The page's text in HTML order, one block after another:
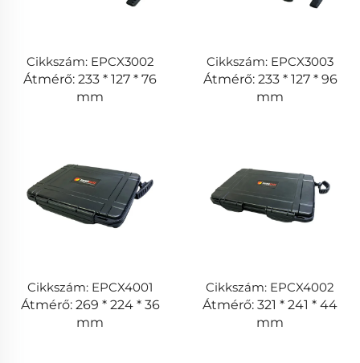
Cikkszám: EPCX3002
Átmérő: 233 * 127 * 76
mm
Cikkszám: EPCX3003
Átmérő: 233 * 127 * 96
mm
Cikkszám: EPCX4001
Átmérő: 269 * 224 * 36
mm
Cikkszám: EPCX4002
Átmérő: 321 * 241 * 44
mm